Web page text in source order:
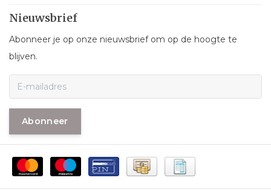
Nieuwsbrief
Abonneer je op onze nieuwsbrief om op de hoogte te
blijven.
Abonneer